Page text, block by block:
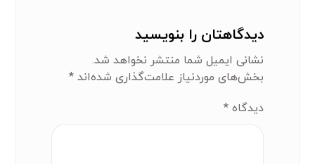
دیدگاهتان را بنویسید
نشانی ایمیل شما منتشر نخواهد شد.
بخش‌های موردنیاز علامت‌گذاری شده‌اند*
دیدگاه*